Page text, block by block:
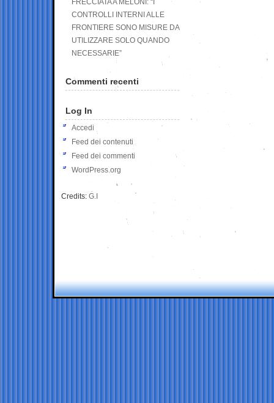
FRECCIATA A MELONI: “I
CONTROLLI INTERNI ALLE
FRONTIERE SONO MISURE DA
UTILIZZARE SOLO QUANDO
NECESSARIE”
Commenti recenti
Log In
Accedi
Feed dei contenuti
Feed dei commenti
WordPress.org
Credits: G.I